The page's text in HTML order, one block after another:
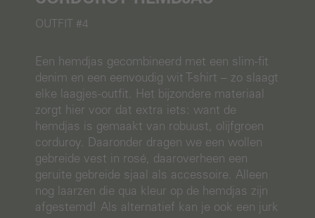
OUTFIT #4
Een hemdjas gecombineerd met een slim-fit
denim en een eenvoudig wit T-shirt – zo slaagt
elke laagjes-outfit. Het bijzondere materiaal
zorgt hier voor dat extra iets: want de
hemdjas is gemaakt van robuust, olijfgroen
corduroy. Daaronder dragen we een wollen
gebreide vest in rosé, daaroverheen een
geruite gebreide sjaal als accessoire. Alleen
nog laarzen die qua kleur op de hemdjas zijn
afgestemd! Als alternatief kan je ook een jurk